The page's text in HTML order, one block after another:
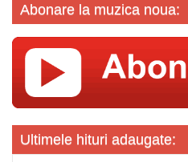
Abonare la muzica noua:
Ultimele hituri adaugate: